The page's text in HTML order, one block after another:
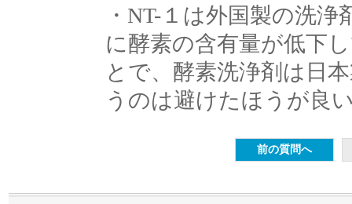
・NT-１は外国製の洗
に酵素の含有量が低下
とで、酵素洗浄剤は日
うのは避けたほうが良